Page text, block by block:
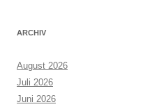
ARCHIV
August 2026
Juli 2026
Juni 2026